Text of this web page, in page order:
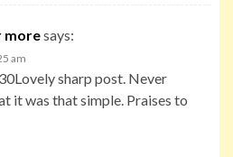
moresays:
am
sharp post. Never
it was that simple. Praises to